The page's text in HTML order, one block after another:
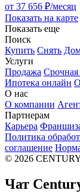
от 37 656 ₽/месяц
Показать на карте
Показать еще
Поиск
Купить Снять
Услуги
Продажа
Ипотека онлайн
О нас
О компании
Партнерам
Карьера
Политика
соглашение
© 2026
Чат